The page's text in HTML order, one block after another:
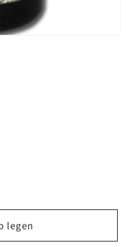
legen